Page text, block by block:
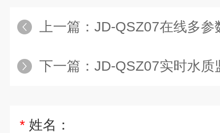
上一篇： JD-QSZ07在线多参
下一篇： JD-QSZ07实时水质
* 姓名：